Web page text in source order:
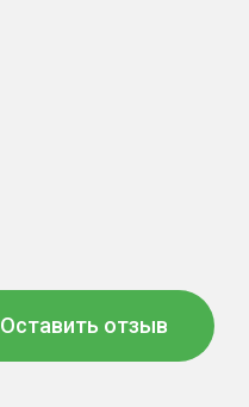
Оставить отзыв